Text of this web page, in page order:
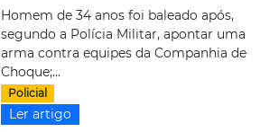
Homem de 34 anos foi baleado após,
segundo a Polícia Militar, apontar uma
arma contra equipes da Companhia de
Choque;...
Policial
Ler artigo